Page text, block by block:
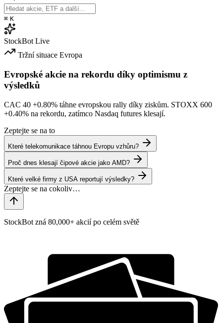
⌘ K
StockBot Live
Tržní situace Evropa
Evropské akcie na rekordu díky optimismu z
výsledků
CAC 40 +0.80% táhne evropskou rally díky ziskům. STOXX 600
+0.40% na rekordu, zatímco Nasdaq futures klesají.
Zeptejte se na to
Které telekomunikace táhnou Evropu vzhůru?
Proč dnes klesají čipové akcie jako AMD?
Které velké firmy z USA reportují výsledky?
StockBot zná 80,000+ akcií po celém světě